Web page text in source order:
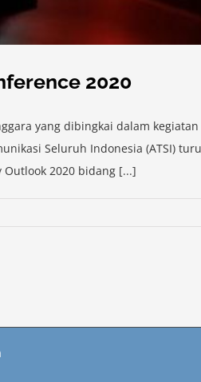
2020
yang dibingkai dalam
Seluruh Indonesia (ATSI)
2020 bidang [...]